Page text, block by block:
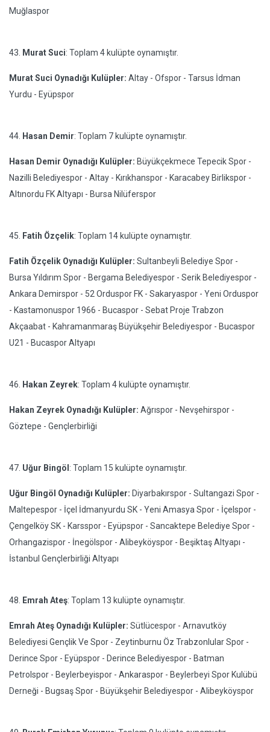
Muğlaspor
43. Murat Suci: Toplam 4 kulüpte oynamıştır.
Murat Suci Oynadığı Kulüpler: Altay - Ofspor - Tarsus İdman
Yurdu - Eyüpspor
44. Hasan Demir: Toplam 7 kulüpte oynamıştır.
Hasan Demir Oynadığı Kulüpler: Büyükçekmece Tepecik Spor -
Nazilli Belediyespor - Altay - Kırıkhanspor - Karacabey Birlikspor -
Altınordu FK Altyapı - Bursa Nilüferspor
45. Fatih Özçelik: Toplam 14 kulüpte oynamıştır.
Fatih Özçelik Oynadığı Kulüpler: Sultanbeyli Belediye Spor -
Bursa Yıldırım Spor - Bergama Belediyespor - Serik Belediyespor -
Ankara Demirspor - 52 Orduspor FK - Sakaryaspor - Yeni Orduspor
- Kastamonuspor 1966 - Bucaspor - Sebat Proje Trabzon
Akçaabat - Kahramanmaraş Büyükşehir Belediyespor - Bucaspor
U21 - Bucaspor Altyapı
46. Hakan Zeyrek: Toplam 4 kulüpte oynamıştır.
Hakan Zeyrek Oynadığı Kulüpler: Ağrıspor - Nevşehirspor -
Göztepe - Gençlerbirliği
47. Uğur Bingöl : Toplam 15 kulüpte oynamıştır.
Uğur Bingöl Oynadığı Kulüpler: Diyarbakırspor - Sultangazi Spor -
Maltepespor - İçel İdmanyurdu SK - Yeni Amasya Spor - İçelspor -
Çengelköy SK - Karsspor - Eyüpspor - Sancaktepe Belediye Spor -
Orhangazispor - İnegölspor - Alibeyköyspor - Beşiktaş Altyapı -
İstanbul Gençlerbirliği Altyapı
48. Emrah Ateş: Toplam 13 kulüpte oynamıştır.
Emrah Ateş Oynadığı Kulüpler: Sütlücespor - Arnavutköy
Belediyesi Gençlik Ve Spor - Zeytinburnu Öz Trabzonlular Spor -
Derince Spor - Eyüpspor - Derince Belediyespor - Batman
Petrolspor - Beylerbeyispor - Ankaraspor - Beylerbeyi Spor Kulübü
Derneği - Bugsaş Spor - Büyükşehir Belediyespor - Alibeyköyspor